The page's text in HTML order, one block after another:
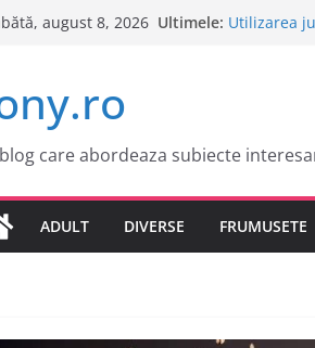
august 8, 2026 Ultimele: Utilizarea
care abordeaza subiecte
ADULT DIVERSE FRUMUSETE